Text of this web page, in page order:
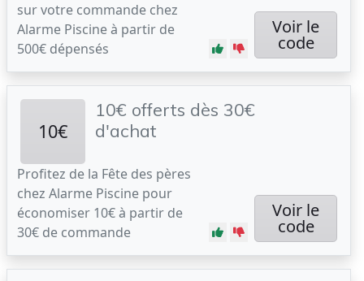
sur votre commande chez
Alarme Piscine à partir de
500€ dépensés
Voir le
code
10€
10€ offerts dès 30€
d'achat
Profitez de la Fête des pères
chez Alarme Piscine pour
économiser 10€ à partir de
30€ de commande
Voir le
code